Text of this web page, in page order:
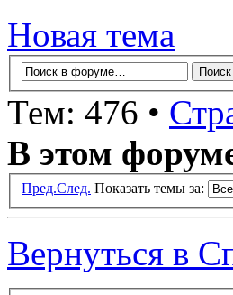
Новая тема
Тем: 476 •
В этом
Пред.След. Показать темы за:
Вернуться в